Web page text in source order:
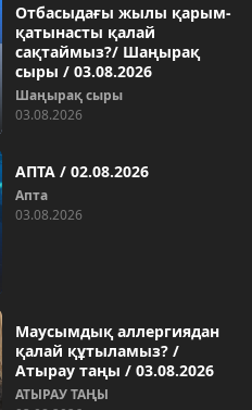
Отбасыдағы жылы қарым-
қатынасты қалай
сақтаймыз?/ Шаңырақ
сыры / 03.08.2026
Шаңырақ сыры
03.08.2026
АПТА / 02.08.2026
Апта
03.08.2026
Маусымдық аллергиядан
қалай құтыламыз? /
Атырау таңы / 03.08.2026
АТЫРАУ ТАҢЫ